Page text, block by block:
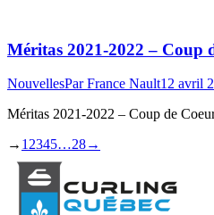
Méritas 2021-2022 – Coup
NouvellesParFrance Nault12 avril
Méritas 2021-2022 – Coup de
→ 1 2345…28→